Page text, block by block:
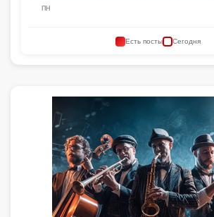
ПН
Есть посты Сегодня